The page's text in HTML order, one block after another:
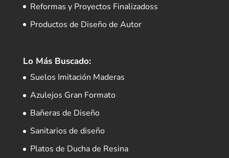
Reformas y Proyectos Finalizadoss
Productos de Diseño de Autor
Lo Más Buscado:
Suelos Imitación Maderas
Azulejos Gran Formato
Bañeras de Diseño
Sanitarios de diseño
Platos de Ducha de Resina